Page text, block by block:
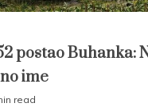
postao Buhanka:
ime
read